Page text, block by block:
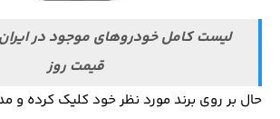
لیست کامل خودروهای موجود در
قیمت روز
حال بر روی برند مورد نظر خود کلیک کرده و